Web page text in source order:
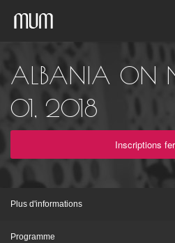
Galerie de photos
Archives des événements
ALBANIA ON
01, 2018
Inscriptions
Plus d'informations
Programme